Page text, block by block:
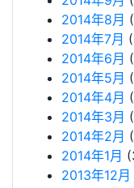
2014年8月
2014年7月
2014年6月
2014年5月
2014年4月
2014年3月
2014年2月
2014年1月
2013年12月